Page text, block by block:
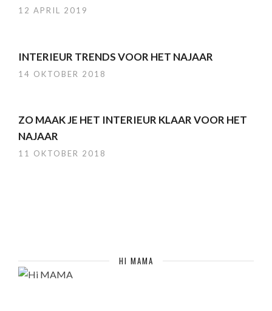
12 APRIL 2019
INTERIEUR TRENDS VOOR HET NAJAAR
14 OKTOBER 2018
ZO MAAK JE HET INTERIEUR KLAAR VOOR HET
NAJAAR
11 OKTOBER 2018
HI MAMA